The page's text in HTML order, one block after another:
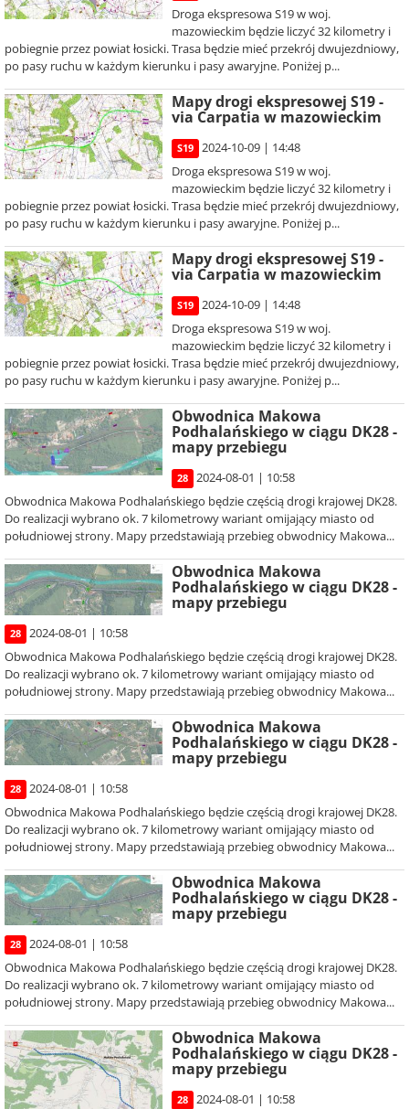
Droga ekspresowa S19 w woj.
mazowieckim będzie liczyć 32 kilometry i
pobiegnie przez powiat łosicki. Trasa będzie mieć przekrój dwujezdniowy,
po pasy ruchu w każdym kierunku i pasy awaryjne. Poniżej p...
Mapy drogi ekspresowej S19 -
via Carpatia w mazowieckim
S19
2024-10-09 | 14:48
Droga ekspresowa S19 w woj.
mazowieckim będzie liczyć 32 kilometry i
pobiegnie przez powiat łosicki. Trasa będzie mieć przekrój dwujezdniowy,
po pasy ruchu w każdym kierunku i pasy awaryjne. Poniżej p...
Mapy drogi ekspresowej S19 -
via Carpatia w mazowieckim
S19
2024-10-09 | 14:48
Droga ekspresowa S19 w woj.
mazowieckim będzie liczyć 32 kilometry i
pobiegnie przez powiat łosicki. Trasa będzie mieć przekrój dwujezdniowy,
po pasy ruchu w każdym kierunku i pasy awaryjne. Poniżej p...
Obwodnica Makowa
Podhalańskiego w ciągu DK28 -
mapy przebiegu
28
2024-08-01 | 10:58
Obwodnica Makowa Podhalańskiego będzie częścią drogi krajowej DK28.
Do realizacji wybrano ok. 7 kilometrowy wariant omijający miasto od
południowej strony. Mapy przedstawiają przebieg obwodnicy Makowa...
Obwodnica Makowa
Podhalańskiego w ciągu DK28 -
mapy przebiegu
28
2024-08-01 | 10:58
Obwodnica Makowa Podhalańskiego będzie częścią drogi krajowej DK28.
Do realizacji wybrano ok. 7 kilometrowy wariant omijający miasto od
południowej strony. Mapy przedstawiają przebieg obwodnicy Makowa...
Obwodnica Makowa
Podhalańskiego w ciągu DK28 -
mapy przebiegu
28
2024-08-01 | 10:58
Obwodnica Makowa Podhalańskiego będzie częścią drogi krajowej DK28.
Do realizacji wybrano ok. 7 kilometrowy wariant omijający miasto od
południowej strony. Mapy przedstawiają przebieg obwodnicy Makowa...
Obwodnica Makowa
Podhalańskiego w ciągu DK28 -
mapy przebiegu
28
2024-08-01 | 10:58
Obwodnica Makowa Podhalańskiego będzie częścią drogi krajowej DK28.
Do realizacji wybrano ok. 7 kilometrowy wariant omijający miasto od
południowej strony. Mapy przedstawiają przebieg obwodnicy Makowa...
Obwodnica Makowa
Podhalańskiego w ciągu DK28 -
mapy przebiegu
28
2024-08-01 | 10:58